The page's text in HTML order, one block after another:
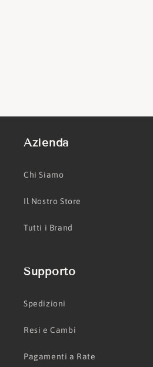
Azienda
Chi Siamo
Il Nostro Store
Tutti i Brand
Supporto
Spedizioni
Resi e Cambi
Pagamenti a Rate